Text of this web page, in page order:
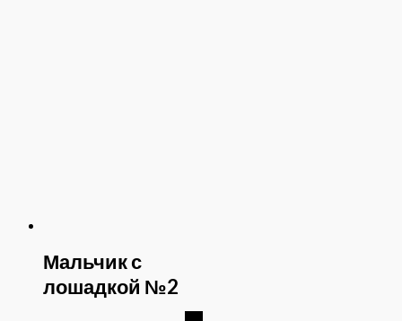
Мальчик с
лошадкой №2